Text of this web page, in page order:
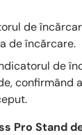
de
de încărcare.
de
confirmând
Pro Stand